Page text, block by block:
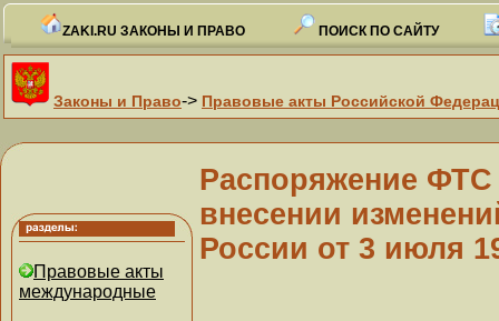
ZAKI.RU ЗАКОНЫ И ПРАВО ПОИСК ПО САЙТУ
Законы и Право-> Правовые акты Российской
Правовые акты
международные
Распоряжение ФТС
внесении
России от 3 июля